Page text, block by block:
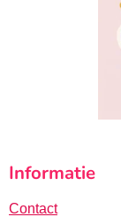
Informatie
Contact